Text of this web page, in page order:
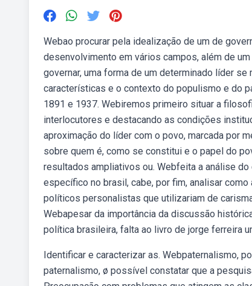
Webao procurar pela idealização de um de
desenvolvimento em vários campos, além de
governar, uma forma de um determinado líder
características e o contexto do populismo e do
1891 e 1937. Webiremos primeiro situar a
interlocutores e destacando as condições
aproximação do líder com o povo, marcada por
sobre quem é, como se constitui e o papel do
resultados ampliativos ou. Webfeita a análise
específico no brasil, cabe, por fim, analisar
políticos personalistas que utilizariam de
Webapesar da importância da discussão
política brasileira, falta ao livro de jorge ferreira
Identificar e caracterizar as. Webpaternalismo,
paternalismo, ø possível constatar que a